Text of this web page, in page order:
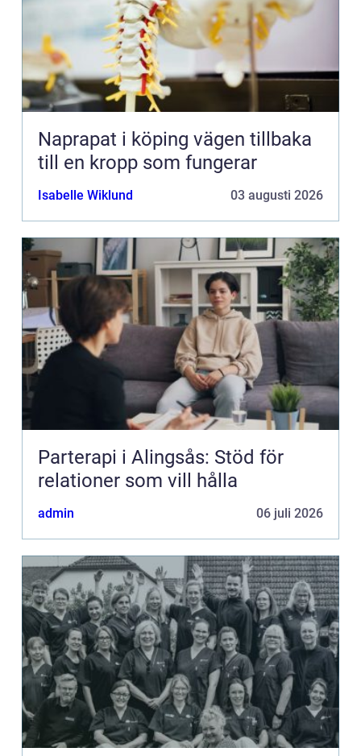
Naprapat i köping vägen tillbaka
till en kropp som fungerar
Isabelle Wiklund 03 augusti 2026
Parterapi i Alingsås: Stöd för
relationer som vill hålla
admin 06 juli 2026